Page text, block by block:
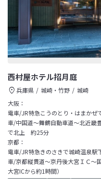
西村屋ホテル招月庭
兵庫県 城崎・竹野
城崎
大阪：
電車/JR特急こうのとり・はまか
車/中国道～舞鶴自動車道～北近畿
で北上 約25分
京都：
電車/JR特急きのさきで城崎温泉
車/京都縦貫道～京丹後大宮ＩＣ～
大宮ICから約1時間）